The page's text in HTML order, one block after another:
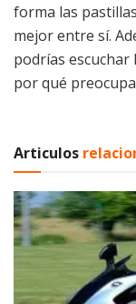
forma las
mejor entre sí.
podrías escuchar
por qué
Articulos